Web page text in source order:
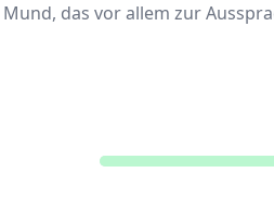
das vor allem zur